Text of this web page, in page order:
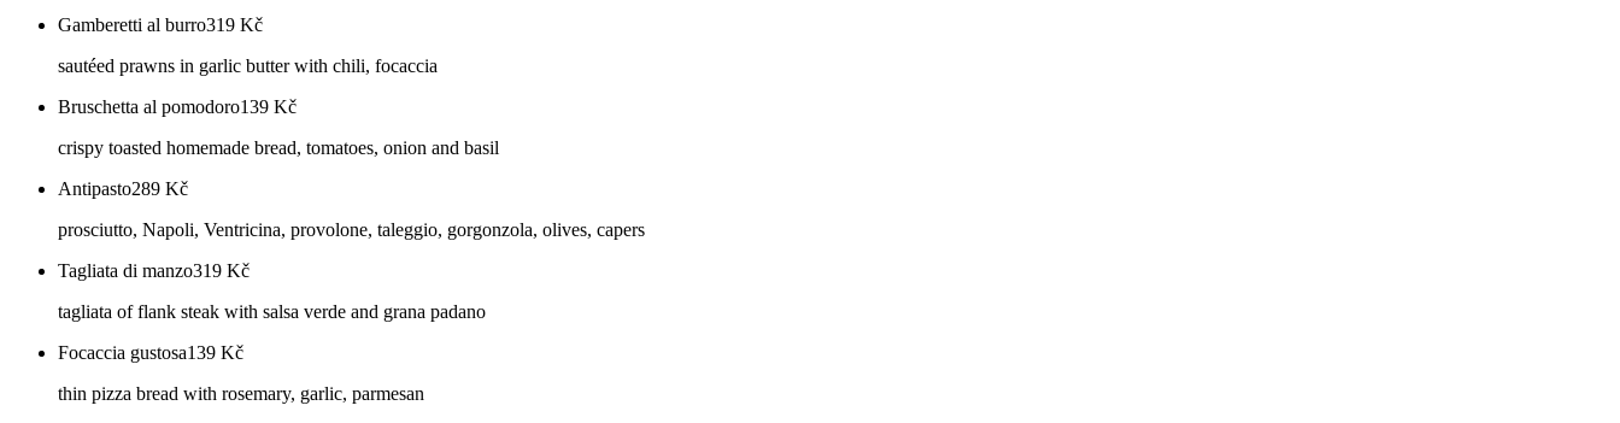
Gamberetti al burro319 Kč
sautéed prawns in garlic butter with chili, focaccia
Bruschetta al pomodoro139 Kč
crispy toasted homemade bread, tomatoes, onion and basil
Antipasto289 Kč
prosciutto, Napoli, Ventricina, provolone, taleggio, gorgonzola, olives, capers
Tagliata di manzo319 Kč
tagliata of flank steak with salsa verde and grana padano
Focaccia gustosa139 Kč
thin pizza bread with rosemary, garlic, parmesan